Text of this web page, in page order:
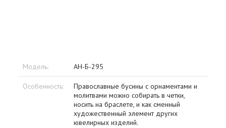
Модель: АН-Б-295
Особенность:
Православные бусины с орнаментами и
молитвами можно собирать в четки,
носить на браслете, и как сменный
художественный элемент других
ювелирных изделий.